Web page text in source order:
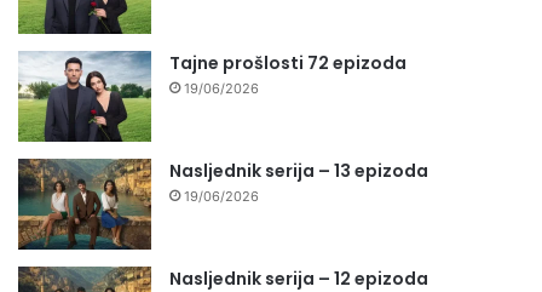
Tajne prošlosti 72 epizoda
19/06/2026
Nasljednik serija – 13 epizoda
19/06/2026
Nasljednik serija – 12 epizoda